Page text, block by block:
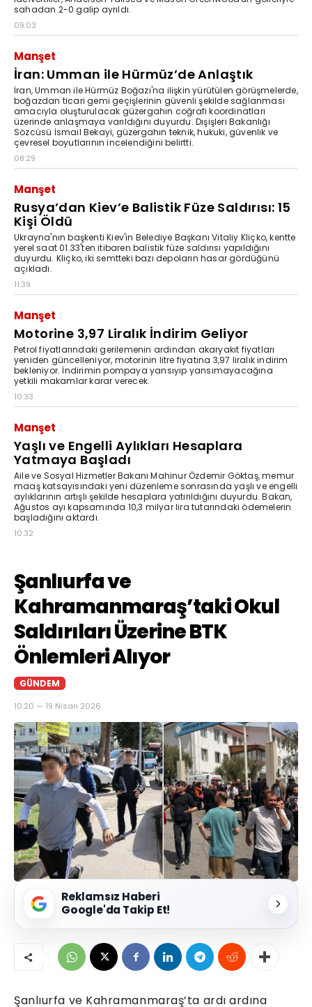
sahadan 2-0 galip ayrıldı.
09:03
Manşet
İran: Umman ile Hürmüz’de Anlaştık
İran, Umman ile Hürmüz Boğazı'na ilişkin yürütülen görüşmelerde,
boğazdan ticari gemi geçişlerinin güvenli şekilde sağlanması
amacıyla oluşturulacak güzergahın coğrafi koordinatları
üzerinde anlaşmaya varıldığını duyurdu. Dışişleri Bakanlığı
Sözcüsü İsmail Bekayi, güzergahın teknik, hukuki, güvenlik ve
çevresel boyutlarının incelendiğini belirtti.
08:29
Manşet
Rusya’dan Kiev’e Balistik Füze Saldırısı: 15
Kişi Öldü
Ukrayna'nın başkenti Kiev'in Belediye Başkanı Vitaliy Kliçko, kentte
yerel saat 01.33'ten itibaren balistik füze saldırısı yapıldığını
duyurdu. Kliçko, iki semtteki bazı depoların hasar gördüğünü
açıkladı.
11:39
Manşet
Motorine 3,97 Liralık İndirim Geliyor
Petrol fiyatlarındaki gerilemenin ardından akaryakıt fiyatları
yeniden güncelleniyor, motorinin litre fiyatına 3,97 liralık indirim
bekleniyor. İndirimin pompaya yansıyıp yansımayacağına
yetkili makamlar karar verecek.
10:33
Manşet
Yaşlı ve Engelli Aylıkları Hesaplara
Yatmaya Başladı
Aile ve Sosyal Hizmetler Bakanı Mahinur Özdemir Göktaş, memur
maaş katsayısındaki yeni düzenleme sonrasında yaşlı ve engelli
aylıklarının artışlı şekilde hesaplara yatırıldığını duyurdu. Bakan,
Ağustos ayı kapsamında 10,3 milyar lira tutarındaki ödemelerin
başladığını aktardı.
10:32